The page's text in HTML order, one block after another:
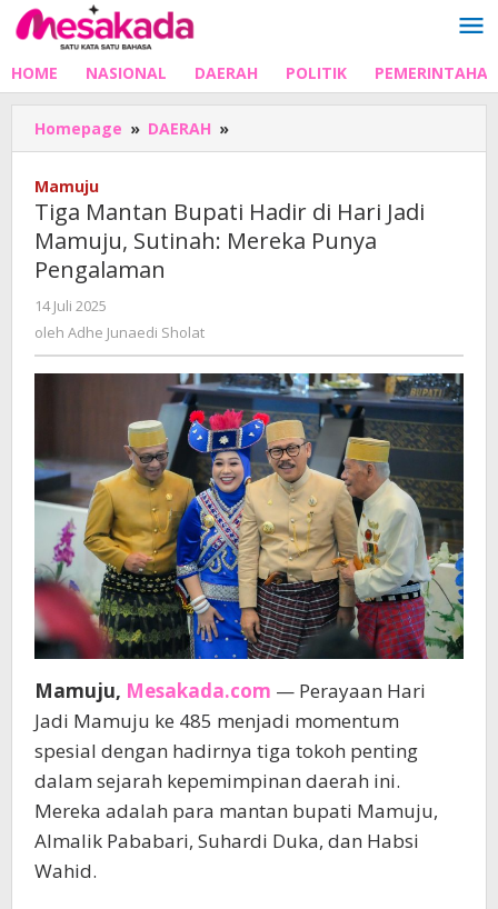
Lewati
ke
HOME NASIONAL DAERAH POLITIK
Homepage » DAERAH »
Mantan
di
Hari
Punya
Pengalaman
Mamuju
Tiga Mantan Bupati Hadir di Hari Jadi
Mamuju, Sutinah: Mereka Punya
Pengalaman
14 Juli 2025
Adhe
oleh Adhe Junaedi Sholat
Mamuju, Mesakada.com — Perayaan Hari
Jadi Mamuju ke 485 menjadi momentum
spesial dengan hadirnya tiga tokoh penting
dalam sejarah kepemimpinan daerah ini.
Mereka adalah para mantan bupati Mamuju,
Almalik Pababari, Suhardi Duka, dan Habsi
Wahid.